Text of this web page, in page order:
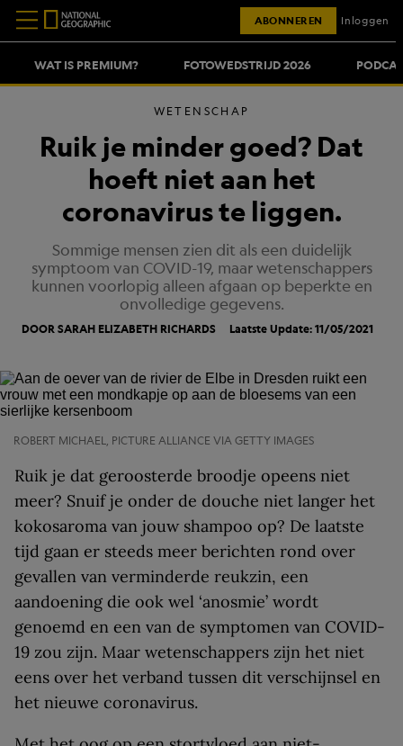
WAT IS PREMIUM? FOTOWEDSTRIJD 2026
ABONNEREN Inloggen
WETENSCHAP
Ruik je minder goed? Dat
hoeft niet aan het
coronavirus te liggen.
Sommige mensen zien dit als een duidelijk
symptoom van COVID-19, maar wetenschappers
kunnen voorlopig alleen afgaan op beperkte en
onvolledige gegevens.
DOOR SARAH ELIZABETH RICHARDS Laatste Update: 11/05/2021
ROBERT MICHAEL, PICTURE ALLIANCE VIA GETTY IMAGES
Ruik je dat geroosterde broodje opeens niet
meer? Snuif je onder de douche niet langer het
kokosaroma van jouw shampoo op? De laatste
tijd gaan er steeds meer berichten rond over
gevallen van verminderde reukzin, een
aandoening die ook wel ‘anosmie’ wordt
genoemd en een van de symptomen van COVID-
19 zou zijn. Maar wetenschappers zijn het niet
eens over het verband tussen dit verschijnsel en
het nieuwe coronavirus.